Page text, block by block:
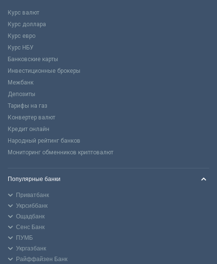
Курс валют
Курс доллара
Курс евро
Курс НБУ
Банковские карты
Инвестиционные брокеры
Межбанк
Депозиты
Тарифы на газ
Конвертер валют
Кредит онлайн
Народный рейтинг банков
Мониторинг обменников криптовалют
Популярные банки
Приватбанк
Укрсиббанк
Ощадбанк
Сенс Банк
ПУМБ
Укргазбанк
Райффайзен Банк